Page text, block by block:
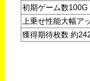
初期ゲーム数100G
上乗せ性能大幅ア
獲得期待枚数 約